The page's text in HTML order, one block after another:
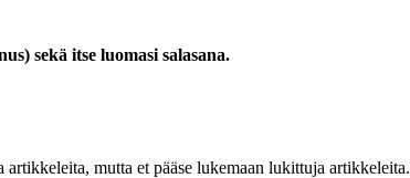
sekä itse luomasi salasana.
mutta et pääse lukemaan lukittuja artikkeleita.